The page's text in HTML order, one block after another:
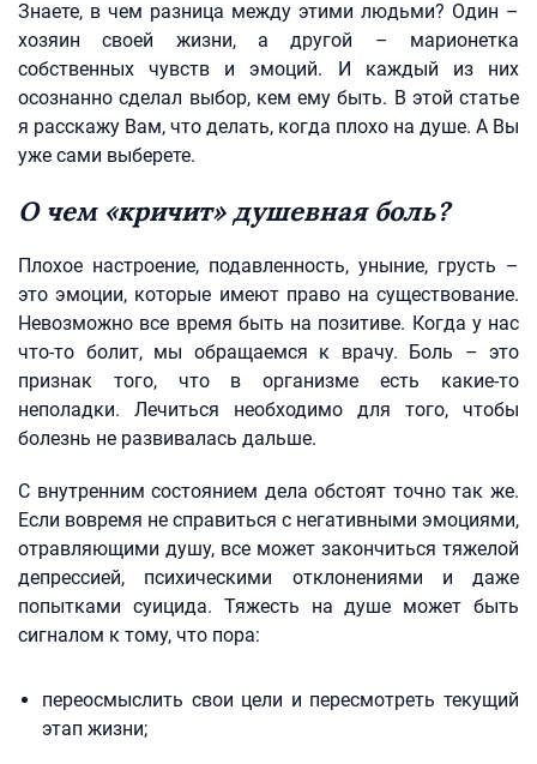
Знаете, в чем разница между этими людьми? Один –
хозяин своей жизни, а другой – марионетка
собственных чувств и эмоций. И каждый из них
осознанно сделал выбор, кем ему быть. В этой статье
я расскажу Вам, что делать, когда плохо на душе. А Вы
уже сами выберете.
О чем «кричит» душевная боль?
Плохое настроение, подавленность, уныние, грусть –
это эмоции, которые имеют право на существование.
Невозможно все время быть на позитиве. Когда у нас
что-то болит, мы обращаемся к врачу. Боль – это
признак того, что в организме есть какие-то
неполадки. Лечиться необходимо для того, чтобы
болезнь не развивалась дальше.
С внутренним состоянием дела обстоят точно так же.
Если вовремя не справиться с негативными эмоциями,
отравляющими душу, все может закончиться тяжелой
депрессией, психическими отклонениями и даже
попытками суицида. Тяжесть на душе может быть
сигналом к тому, что пора:
переосмыслить свои цели и пересмотреть текущий
этап жизни;